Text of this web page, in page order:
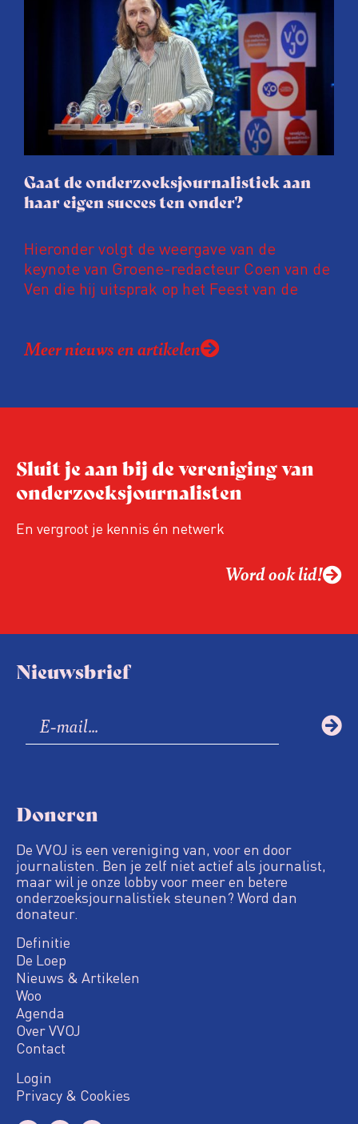
juridische dreiging of een juridische
procedure rond het eigen werk. Dat kost
journalisten tijd, ook ervaren zij stress en
soms worden publicaties aangepast of
gaat de hele publicatie zelfs niet door.
Gaat de onderzoeksjournalistiek aan
haar eigen succes ten onder?
Hieronder volgt de weergave van de
keynote van Groene-redacteur Coen van de
Ven die hij uitsprak op het Feest van de
Coen uit zijn zorgen over de relatie tussen
de macht, de pers en het publiek aan de
Niet de maker, maar de ontvanger
relevant in tijden van nieuwe verzuiling?
Hoe moet de journalistiek omgaan met
een steeds onverschilligere macht?
Meer nieuws en artikelen
Sluit je aan bij de vereniging van
onderzoeksjournalisten
En vergroot je kennis én netwerk
Word ook lid!
Nieuwsbrief
Doneren
De VVOJ is een vereniging van, voor en door
journalisten. Ben je zelf niet actief als journalist,
maar wil je onze lobby voor meer en betere
onderzoeksjournalistiek steunen? Word dan
donateur.
Definitie
De Loep
Nieuws & Artikelen
Woo
Agenda
Over VVOJ
Contact
Login
Privacy & Cookies